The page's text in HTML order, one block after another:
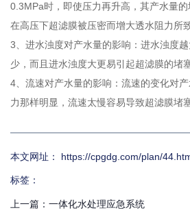
微信
扫一扫
0.3MPa时，即使压力再升高，其产水量
在高压下超滤膜被压密而增大透水阻力所
3、进水浊度对产水量的影响：进水浊度
少，而且进水浊度大更易引起超滤膜的堵
4、流速对产水量的影响：流速的变化对
力那样明显，流速太慢容易导致超滤膜堵
本文网址： https://cpgdg.com/plan/
标签：
上一篇： 一体化水处理应急系统